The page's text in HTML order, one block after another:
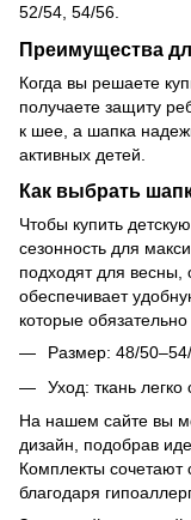
52/54, 54/56.
Преимущества
Когда вы решаете
получаете защиту
к шее, а шапка
активных детей.
Как выбрать
Чтобы купить
сезонность для
подходят для весны,
обеспечивает
которые
Размер: 48/
Уход: ткань
На нашем сайте вы
дизайн, подобрав
Комплекты сочетают
благодаря